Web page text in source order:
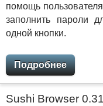
помощь
заполнить пароли
одной кнопки.
Подробнее
Sushi Browser